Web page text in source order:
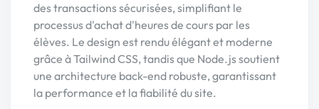
des transactions sécurisées, simplifiant le
processus d'achat d'heures de cours par les
élèves. Le design est rendu élégant et moderne
grâce à Tailwind CSS, tandis que Node.js soutient
une architecture back-end robuste, garantissant
la performance et la fiabilité du site.